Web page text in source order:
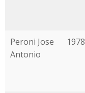
Peroni Jose
Antonio
1978